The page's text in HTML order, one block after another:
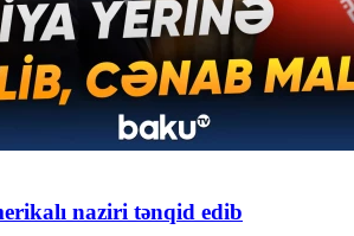
naziri tənqid edib